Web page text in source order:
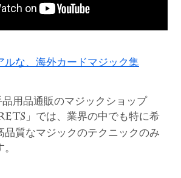
ルな、海外カードマジック集
品用品通販のマジックショップ
」では、業界の中でも特に希
品質なマジックのテクニックのみ